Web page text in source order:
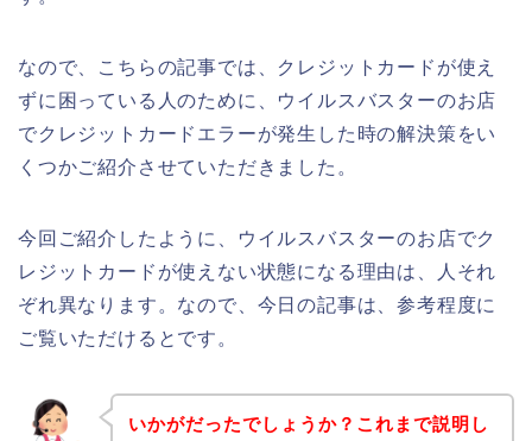
なので、こちらの記事では、クレジットカードが使え
ずに困っている人のために、ウイルスバスターのお店
でクレジットカードエラーが発生した時の解決策をい
くつかご紹介させていただきました。
今回ご紹介したように、ウイルスバスターのお店でク
レジットカードが使えない状態になる理由は、人それ
ぞれ異なります。なので、今日の記事は、参考程度に
ご覧いただけるとです。
いかがだったでしょうか？これまで説明し